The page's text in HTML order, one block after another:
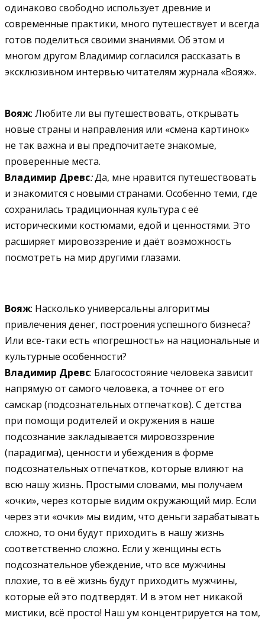
одинаково свободно использует древние и
современные практики, много путешествует и всегда
готов поделиться своими знаниями. Об этом и
многом другом Владимир согласился рассказать в
эксклюзивном интервью читателям журнала «Вояж».
Вояж: Любите ли вы путешествовать, открывать
новые страны и направления или «смена картинок»
не так важна и вы предпочитаете знакомые,
проверенные места.
Владимир Древс:Да, мне нравится путешествовать
и знакомится с новыми странами. Особенно теми, где
сохранилась традиционная культура с её
историческими костюмами, едой и ценностями. Это
расширяет мировоззрение и даёт возможность
посмотреть на мир другими глазами.
Вояж: Насколько универсальны алгоритмы
привлечения денег, построения успешного бизнеса?
Или все-таки есть «погрешность» на национальные и
культурные особенности?
Владимир Древс: Благосостояние человека зависит
напрямую от самого человека, а точнее от его
самскар (подсознательных отпечатков). С детства
при помощи родителей и окружения в наше
подсознание закладывается мировоззрение
(парадигма), ценности и убеждения в форме
подсознательных отпечатков, которые влияют на
всю нашу жизнь. Простыми словами, мы получаем
«очки», через которые видим окружающий мир. Если
через эти «очки» мы видим, что деньги зарабатывать
сложно, то они будут приходить в нашу жизнь
соответственно сложно. Если у женщины есть
подсознательное убеждение, что все мужчины
плохие, то в её жизнь будут приходить мужчины,
которые ей это подтвердят. И в этом нет никакой
мистики, всё просто! Наш ум концентрируется на том,